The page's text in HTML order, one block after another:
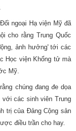
ngoại Hạ viện Mỹ đã
cho rằng Trung Quốc
ảnh hưởng' tới các
Học viện Khổng tử mà
Mỹ.
chúng đang đe dọa
các sinh viên Trung
trị của Đảng Cộng sản
điều trần cho hay.